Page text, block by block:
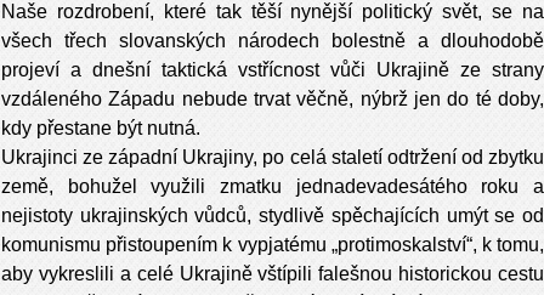
Naše rozdrobení, které tak těší nynější politický svět, se na
všech třech slovanských národech bolestně a dlouhodobě
projeví a dnešní taktická vstřícnost vůči Ukrajině ze strany
vzdáleného Západu nebude trvat věčně, nýbrž jen do té doby,
kdy přestane být nutná.
Ukrajinci ze západní Ukrajiny, po celá staletí odtržení od zbytku
země, bohužel využili zmatku jednadevadesátého roku a
nejistoty ukrajinských vůdců, stydlivě spěchajících umýt se od
komunismu přistoupením k vypjatému „protimoskalství“, k tomu,
aby vykreslili a celé Ukrajině vštípili falešnou historickou cestu